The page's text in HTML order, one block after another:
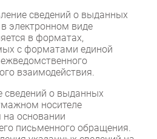
сведений о выданных
электронном виде
в форматах,
с форматами единой
взаимодействия.
сведений о выданных
носителе
на основании
письменного обращения.